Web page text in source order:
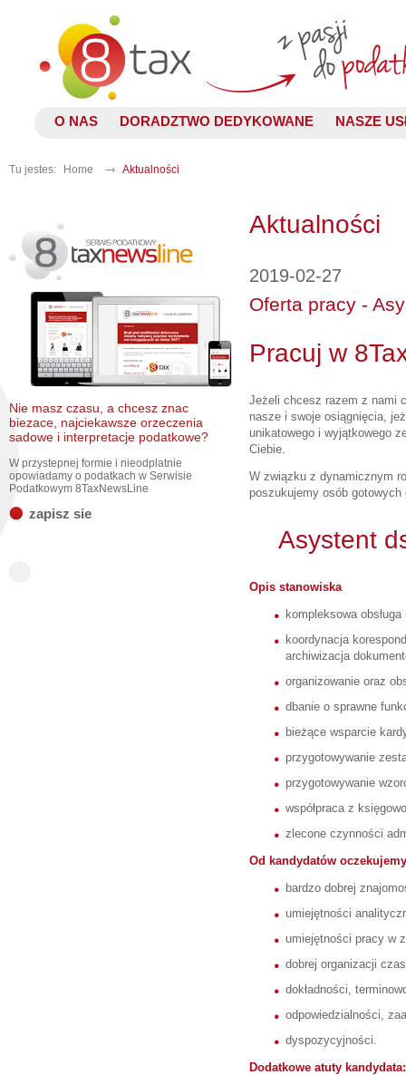
O NAS DORADZTWO DEDYKOWANE NASZE
Tu jestes: Home Aktualności
Nie masz czasu, a chcesz znac
biezace, najciekawsze orzeczenia
sadowe i interpretacje podatkowe?
W przystepnej formie i nieodplatnie
opowiadamy o podatkach w Serwisie
Podatkowym 8TaxNewsLine
zapisz sie
Aktualności
2019-02-27
Oferta pracy -
Pracuj w
Jeżeli chcesz razem z nami
nasze i swoje osiągnięcia,
unikatowego i wyjątkowego
Ciebie.
W związku z dynamicznym
poszukujemy osób gotowych
Asystent
Opis stanowiska
kompleksowa
koordynacja
archiwizacja
organizowanie oraz
dbanie o sprawne
bieżące wsparcie
przygotowywanie
przygotowywanie
współpraca z
zlecone czynności
Od kandydatów
bardzo dobrej
umiejętności
umiejętności pracy w
dobrej organizacji
dokładności,
odpowiedzialności,
dyspozycyjności.
Dodatkowe atuty kandydata: